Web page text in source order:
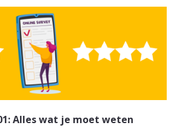
Alles wat je moet weten